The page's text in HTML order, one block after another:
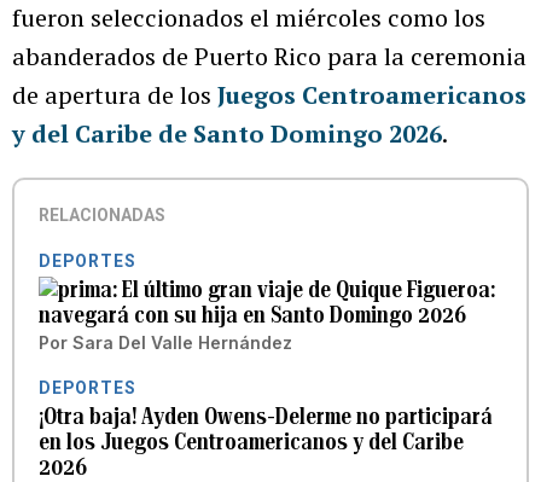
fueron seleccionados el miércoles como los
abanderados de Puerto Rico para la ceremonia
de apertura de los Juegos Centroamericanos
y del Caribe de Santo Domingo 2026.
RELACIONADAS
DEPORTES
El último gran viaje de Quique Figueroa:
navegará con su hija en Santo Domingo 2026
Por Sara Del Valle Hernández
DEPORTES
¡Otra baja! Ayden Owens-Delerme no participará
en los Juegos Centroamericanos y del Caribe
2026